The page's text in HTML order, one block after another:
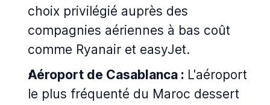
choix privilégié auprès des
compagnies aériennes à bas coût
comme Ryanair et easyJet.
Aéroport de Casablanca : L'aéroport
le plus fréquenté du Maroc dessert